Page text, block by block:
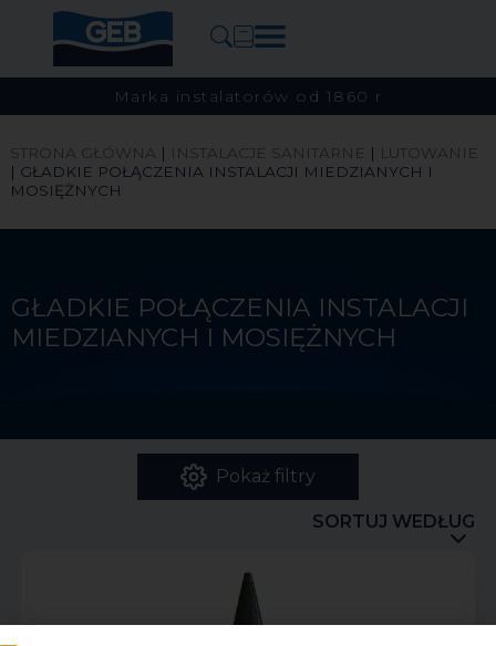
Marka instalatorów od 1860 r
STRONA GŁÓWNA | INSTALACJE SANITARNE | LUTOWANIE
| GŁADKIE POŁĄCZENIA INSTALACJI MIEDZIANYCH I
MOSIĘŻNYCH
GŁADKIE POŁĄCZENIA INSTALACJI
MIEDZIANYCH I MOSIĘŻNYCH
Pokaż filtry
SORTUJ WEDŁUG